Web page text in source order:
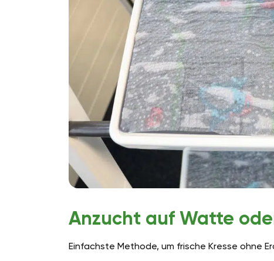
Anzucht auf Watte
Einfachste Methode, um frische Kresse ohne